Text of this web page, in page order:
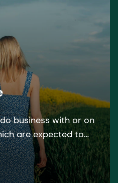
business with or on
are expected to
Supplier code and
We do not
more than what